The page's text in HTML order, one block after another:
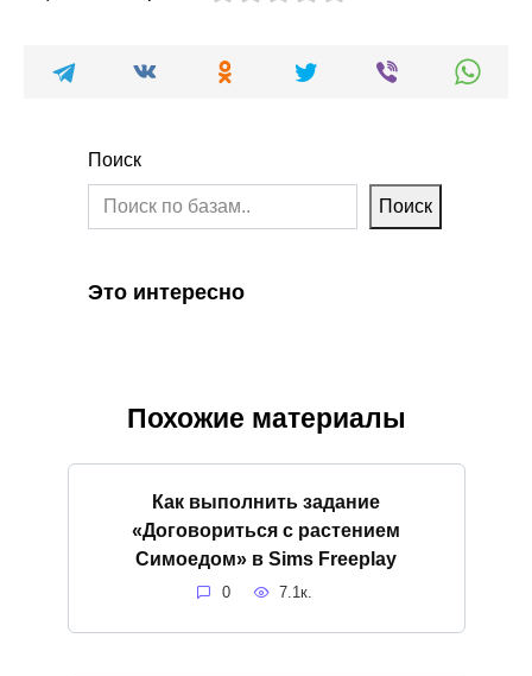
Поиск
Поиск
Это интересно
Похожие материалы
Как выполнить задание
«Договориться с растением
Симоедом» в Sims Freeplay
0 7.1к.